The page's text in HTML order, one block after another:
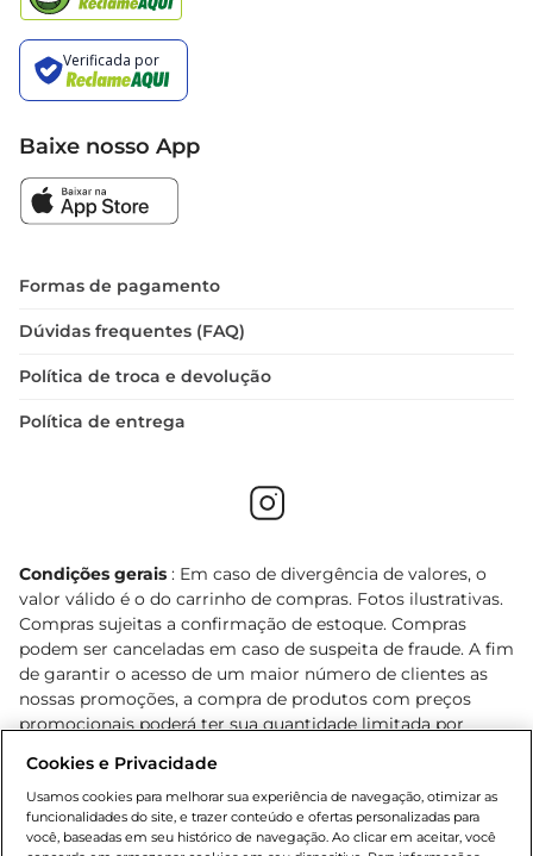
Baixe nosso App
Formas de pagamento
Dúvidas frequentes (FAQ)
Política de troca e devolução
Política de entrega
Condições gerais : Em caso de divergência de valores, o
valor válido é o do carrinho de compras. Fotos ilustrativas.
Compras sujeitas a confirmação de estoque. Compras
podem ser canceladas em caso de suspeita de fraude. A fim
de garantir o acesso de um maior número de clientes as
nossas promoções, a compra de produtos com preços
promocionais poderá ter sua quantidade limitada por
o e-commerce e válidos durante o dia de hoje, podendo
sofrer alterações sem prévia notificação. Proibida a venda
de bebidas alcoólicas para menores de 18 anos, conforme
Lei n.º 8069/90, art. 81, inciso II (Estatuto da Criança e do
Cookies e Privacidade
Usamos cookies para melhorar sua experiência de navegação, otimizar as
funcionalidades do site, e trazer conteúdo e ofertas personalizadas para
você, baseadas em seu histórico de navegação. Ao clicar em aceitar, você